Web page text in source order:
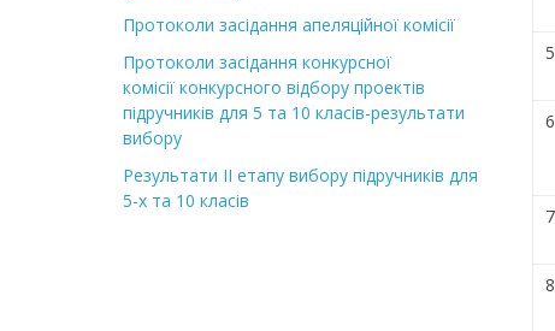
Протоколи засідання апеляційної комісії
Протоколи засідання конкурсної
комісії конкурсного відбору проектів
підручників для 5 та 10 класів-результати
вибору
Результати ІІ етапу вибору підручників для
5-х та 10 класів